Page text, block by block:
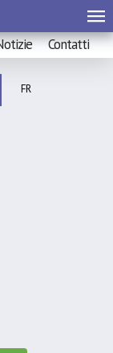
Notizie Contatti
FR